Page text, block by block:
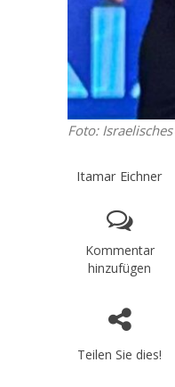
Foto:
Itamar Eichner
Kommentar
hinzufügen
Teilen Sie dies!